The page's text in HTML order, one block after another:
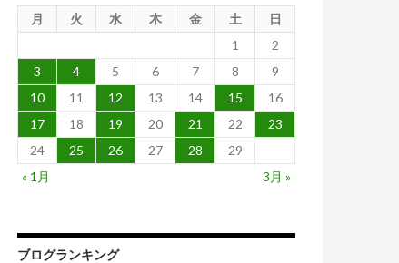
月 火 水 木 金 土
日
1
2
3
4 5 6 7 8
9
10
11 12 13 14 15
16
17
18 19 20 21 22
23
24
25 26 27 28
29
« 1月
3月 »
ブログランキング